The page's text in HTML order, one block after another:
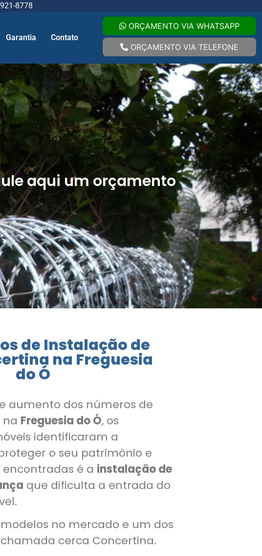
8778
Garantia Contato
ORÇAMENTO VIA WHATSAPP
ORÇAMENTO VIA TELEFONE
aqui um orçamento
de Instalação de
na Freguesia
do Ó
aumento dos números de
Freguesia do Ó, os
identificaram a
o seu patrimônio e
é a instalação de
que dificulta a entrada do
modelos no mercado e um dos
cerca Concertina.